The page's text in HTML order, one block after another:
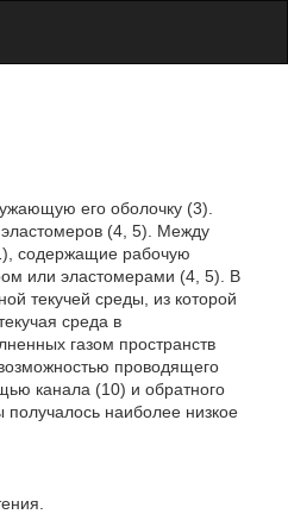
его оболочку (3).
(4, 5). Между
содержащие рабочую
или эластомерами (4, 5). В
текучей среды, из которой
среда в
газом пространств
проводящего
канала (10) и обратного
получалось наиболее низкое